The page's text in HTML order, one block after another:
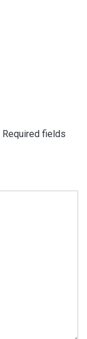
Required fields